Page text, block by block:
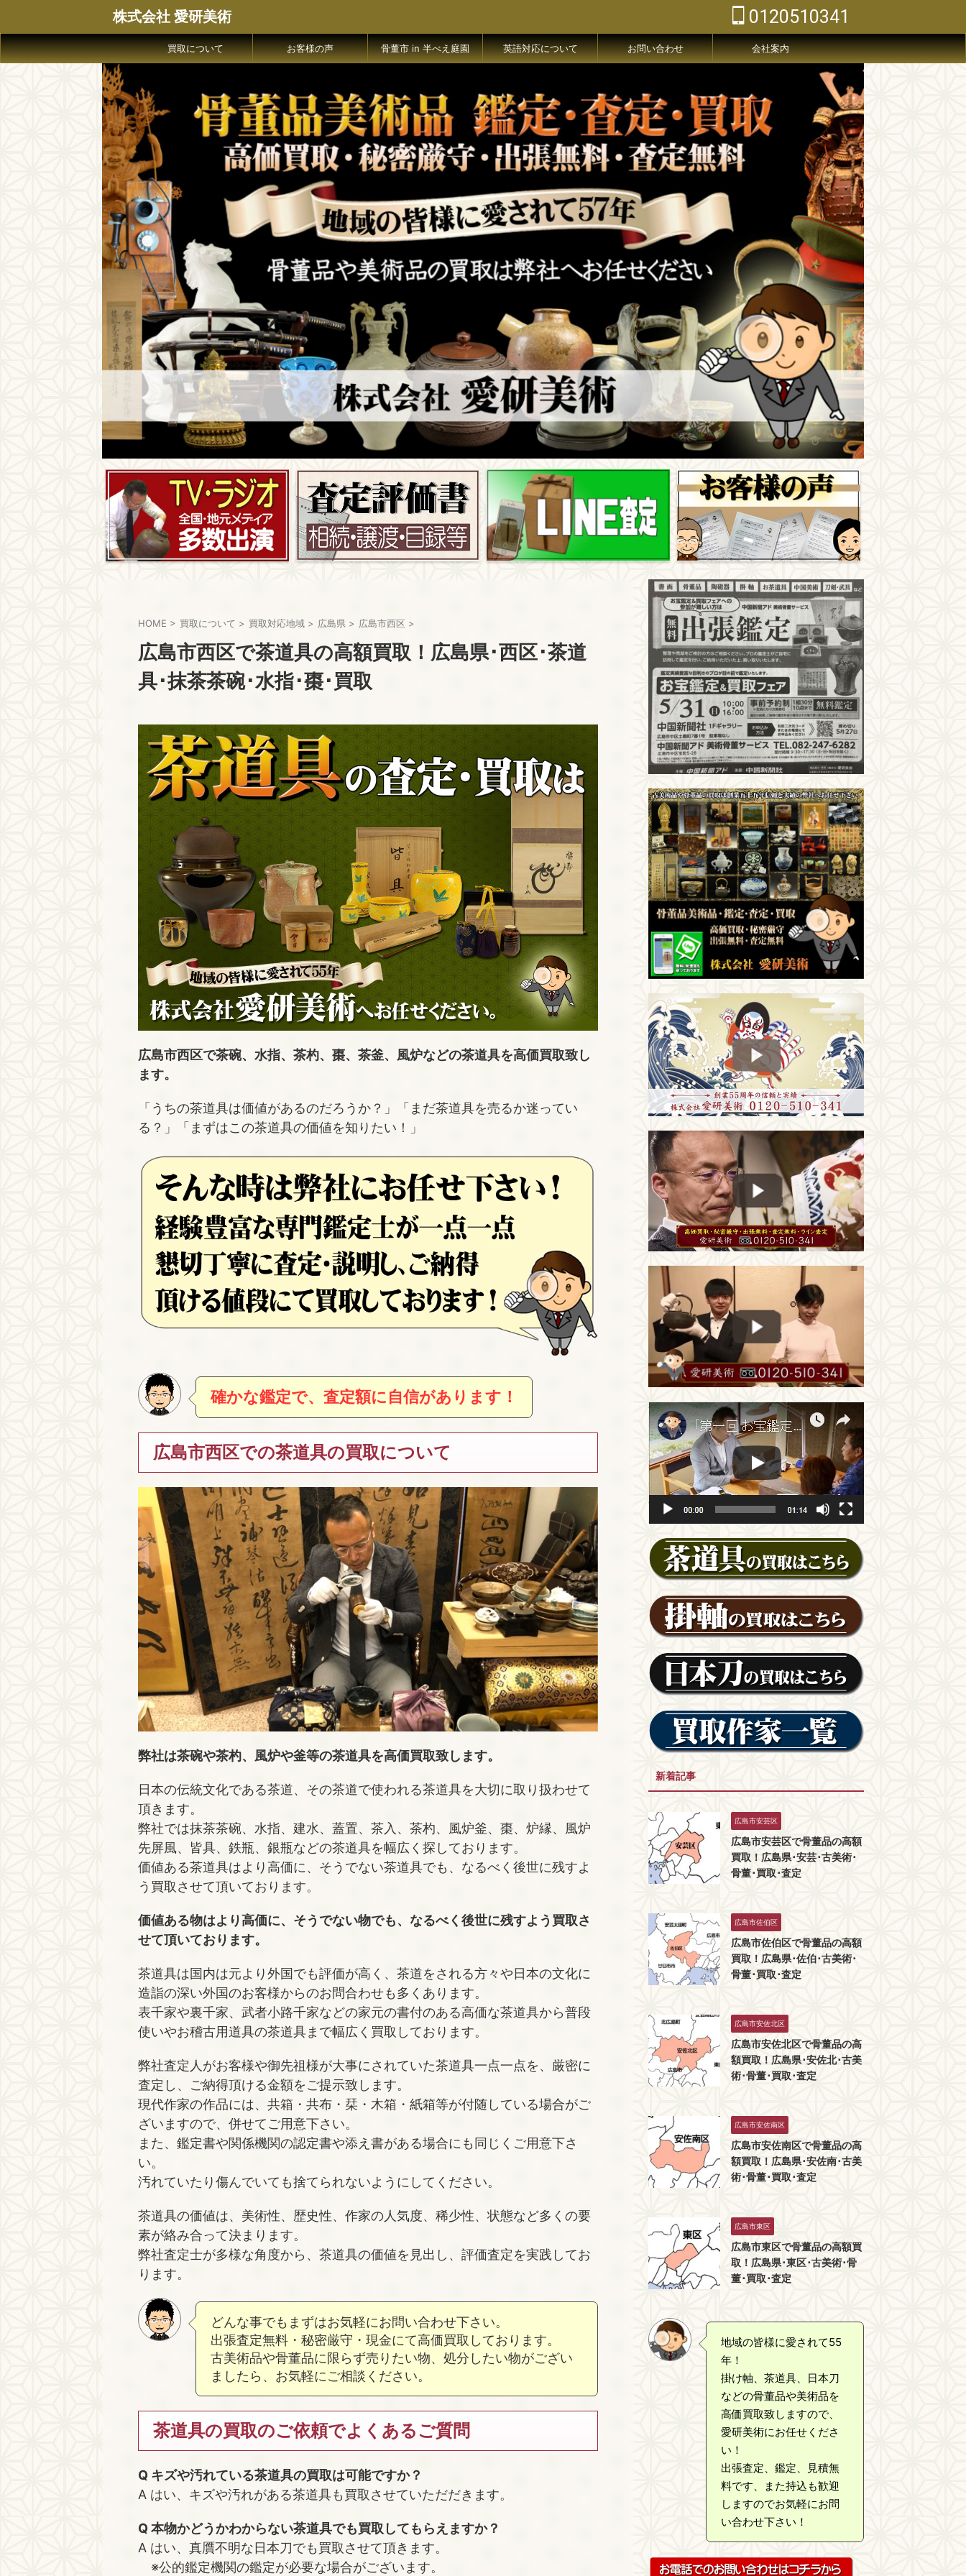
株式会社 愛研美術 0120510341
買取について お客様の声 骨董市 in 半べえ庭園 英語対応について お問い合わせ 会社案内
HOME > 買取について > 買取対応地域 > 広島県 > 広島市西区 >
広島市西区で茶道具の高額買取！広島県･西区･茶道
具･抹茶茶碗･水指･棗･買取
広島市西区で茶碗、水指、茶杓、棗、茶釜、風炉などの茶道具を高価買取致し
ます。
「うちの茶道具は価値があるのだろうか？」「まだ茶道具を売るか迷ってい
る？」「まずはこの茶道具の価値を知りたい！」
確かな鑑定で、査定額に自信があります！
広島市西区での茶道具の買取について
弊社は茶碗や茶杓、風炉や釜等の茶道具を高価買取致します。
日本の伝統文化である茶道、その茶道で使われる茶道具を大切に取り扱わせて
頂きます。
弊社では抹茶茶碗、水指、建水、蓋置、茶入、茶杓、風炉釜、棗、炉縁、風炉
先屏風、皆具、鉄瓶、銀瓶などの茶道具を幅広く探しております。
価値ある茶道具はより高価に、そうでない茶道具でも、なるべく後世に残すよ
う買取させて頂いております。
価値ある物はより高価に、そうでない物でも、なるべく後世に残すよう買取さ
せて頂いております。
茶道具は国内は元より外国でも評価が高く、茶道をされる方々や日本の文化に
造詣の深い外国のお客様からのお問合わせも多くあります。
表千家や裏千家、武者小路千家などの家元の書付のある高価な茶道具から普段
使いやお稽古用道具の茶道具まで幅広く買取しております。
弊社査定人がお客様や御先祖様が大事にされていた茶道具一点一点を、厳密に
査定し、ご納得頂ける金額をご提示致します。
現代作家の作品には、共箱・共布・栞・木箱・紙箱等が付随している場合がご
ざいますので、併せてご用意下さい。
また、鑑定書や関係機関の認定書や添え書がある場合にも同じくご用意下さ
い。
汚れていたり傷んでいても捨てられないようにしてください。
茶道具の価値は、美術性、歴史性、作家の人気度、稀少性、状態など多くの要
素が絡み合って決まります。
弊社査定士が多様な角度から、茶道具の価値を見出し、評価査定を実践してお
ります。
どんな事でもまずはお気軽にお問い合わせ下さい。
出張査定無料・秘密厳守・現金にて高価買取しております。
古美術品や骨董品に限らず売りたい物、処分したい物がござい
ましたら、お気軽にご相談ください。
茶道具の買取のご依頼でよくあるご質問
Q キズや汚れている茶道具の買取は可能ですか？
A はい、キズや汚れがある茶道具も買取させていただだきます。
Q 本物かどうかわからない茶道具でも買取してもらえますか？
A はい、真贋不明な日本刀でも買取させて頂きます。
※公的鑑定機関の鑑定が必要な場合がございます。
新着記事
広島市安芸区
広島市安芸区で骨董品の高額
買取！広島県･安芸･古美術･
骨董･買取･査定
広島市佐伯区
広島市佐伯区で骨董品の高額
買取！広島県･佐伯･古美術･
骨董･買取･査定
広島市安佐北区
広島市安佐北区で骨董品の高
額買取！広島県･安佐北･古美
術･骨董･買取･査定
広島市安佐南区
広島市安佐南区で骨董品の高
額買取！広島県･安佐南･古美
術･骨董･買取･査定
広島市東区
広島市東区で骨董品の高額買
取！広島県･東区･古美術･骨
董･買取･査定
地域の皆様に愛されて55
年！
掛け軸、茶道具、日本刀
などの骨董品や美術品を
高価買取致しますので、
愛研美術にお任せくださ
い！
出張査定、鑑定、見積無
料です、また持込も歓迎
しますのでお気軽にお問
い合わせ下さい！